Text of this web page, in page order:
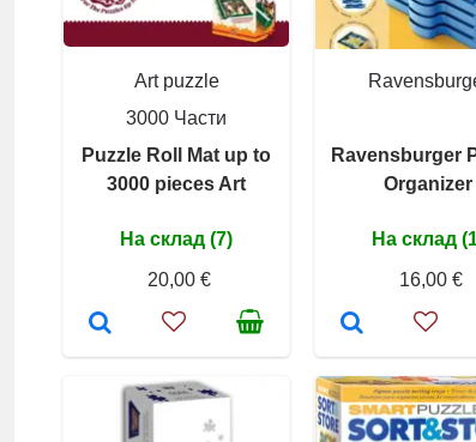
Art puzzle
3000 Части
Puzzle Roll Mat up to
3000 pieces Art
На склад (7)
20,00 €
Ravensburger
Organizer
На склад
16,00 €